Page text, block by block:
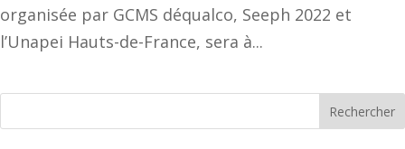
organisée par GCMS déqualco, Seeph 2022 et
l’Unapei Hauts-de-France, sera à...